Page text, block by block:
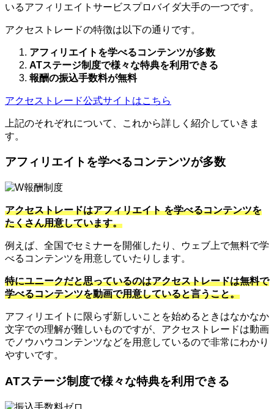
いるアフィリエイトサービスプロバイダ大手の一つです。
アクセストレードの特徴は以下の通りです。
アフィリエイトを学べるコンテンツが多数
ATステージ制度で様々な特典を利用できる
報酬の振込手数料が無料
アクセストレード公式サイトはこちら
上記のそれぞれについて、これから詳しく紹介していきま
す。
アフィリエイトを学べるコンテンツが多数
アクセストレードはアフィリエイト を学べるコンテンツを
たくさん用意しています。
例えば、全国でセミナーを開催したり、ウェブ上で無料で学
べるコンテンツを用意していたりします。
特にユニークだと思っているのはアクセストレードは無料で
学べるコンテンツを動画で用意していると言うこと。
アフィリエイトに限らず新しいことを始めるときはなかなか
文字での理解が難しいものですが、アクセストレードは動画
でノウハウコンテンツなどを用意しているので非常にわかり
やすいです。
ATステージ制度で様々な特典を利用できる